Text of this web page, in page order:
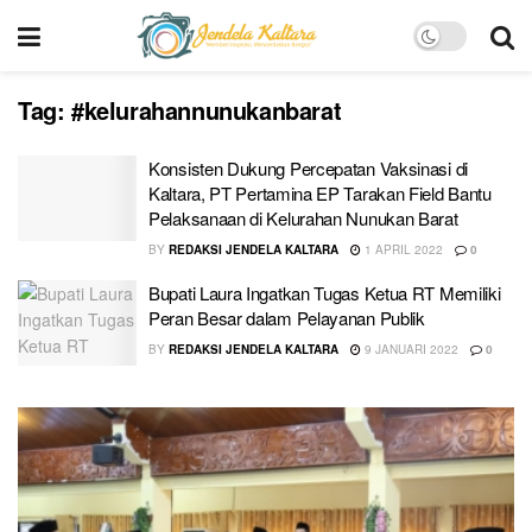
Tag: #kelurahannunukanbarat
Konsisten Dukung Percepatan Vaksinasi di
Kaltara, PT Pertamina EP Tarakan Field Bantu
Pelaksanaan di Kelurahan Nunukan Barat
BY REDAKSI JENDELA KALTARA 1 APRIL 2022 0
Bupati Laura Ingatkan Tugas Ketua RT Memiliki
Peran Besar dalam Pelayanan Publik
BY REDAKSI JENDELA KALTARA 9 JANUARI 2022 0